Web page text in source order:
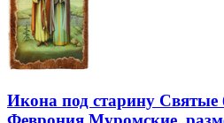
Икона под старину Святые